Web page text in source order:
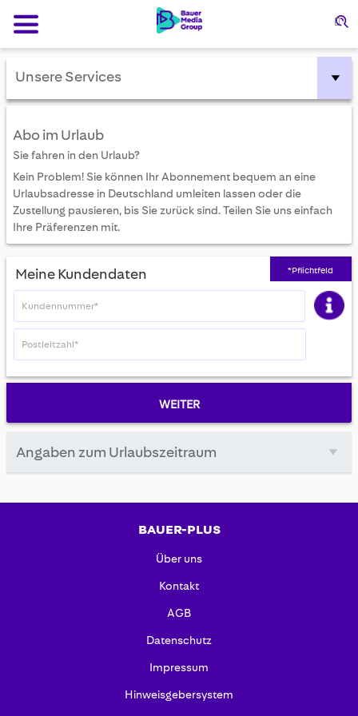
var et_seg1 = localStorage.getItem('gender') || ''; function
getCookie(name) { const value = document.cookie .split('; ') .find(row
et_seg2 = getCookie('advertiser'); var et_seg3 = 'Europa'; var et_seg4 =
(function() { var cookies = document.cookie.split(';'); var vwoData = [];
match = trimmed.match(/^_vis_opt_exp_(\d+)_combi=(\d+)/); if
vwoData.push('exp_' + campaignId + ':' + variation); } }); return
vwoData.join('|'); })();
Unsere Services
Abo im Urlaub
Sie fahren in den Urlaub?
Kein Problem! Sie können Ihr Abonnement bequem an eine
Urlaubsadresse in Deutschland umleiten lassen oder die
Zustellung pausieren, bis Sie zurück sind. Teilen Sie uns einfach
Ihre Präferenzen mit.
*Pflichtfeld
Meine Kundendaten
Ihre Kundennummer hat 13 Stellen
zum Abo zu finden oder auf dem
Adress-Etikett Ihrer Zeitschrift.
WEITER
Angaben zum Urlaubszeitraum
BAUER-PLUS
Über uns
Kontakt
AGB
Datenschutz
Impressum
Hinweisgebersystem